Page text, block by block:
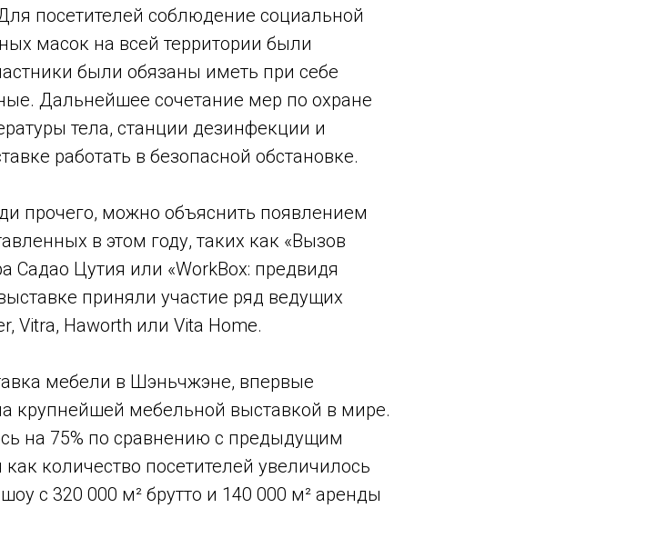
посетителей соблюдение социальной
масок на всей территории были
были обязаны иметь при себе
Дальнейшее сочетание мер по охране
тела, станции дезинфекции и
работать в безопасной обстановке.
прочего, можно объяснить появлением
в этом году, таких как «Вызов
Садао Цутия или «WorkBox: предвидя
приняли участие ряд ведущих
Vitra, Haworth или Vita Home.
мебели в Шэньчжэне, впервые
крупнейшей мебельной выставкой в мире.
на 75% по сравнению с предыдущим
количество посетителей увеличилось
с 320 000 м² брутто и 140 000 м² аренды